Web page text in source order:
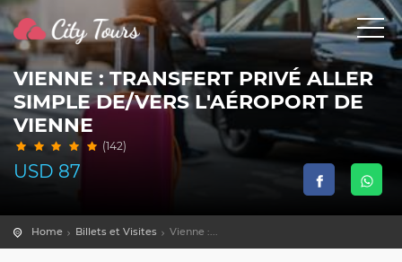
VIENNE : TRANSFERT PRIVÉ ALLER
SIMPLE DE/VERS L'AÉROPORT DE
VIENNE
(142)
USD 87
Home Billets et Visites Vienne :...